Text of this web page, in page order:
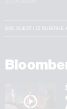
SVE VIJESTI IZ RUBRIKE